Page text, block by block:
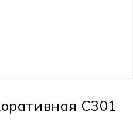
C301